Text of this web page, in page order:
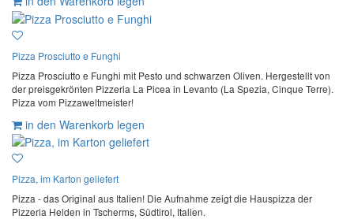
Pizza Prosciutto e Funghi
Pizza Prosciutto e Funghi mit Pesto und schwarzen Oliven. Hergestellt von
der preisgekrönten Pizzeria La Picea in Levanto (La Spezia, Cinque Terre).
Pizza vom Pizzaweltmeister!
in den Warenkorb legen
Pizza, im Karton geliefert
Pizza - das Original aus Italien! Die Aufnahme zeigt die Hauspizza der
Pizzeria Helden in Tscherms, Südtirol, Italien.